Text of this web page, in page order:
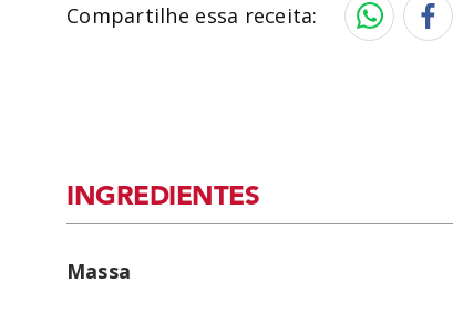
Compartilhe essa receita:
INGREDIENTES
Massa